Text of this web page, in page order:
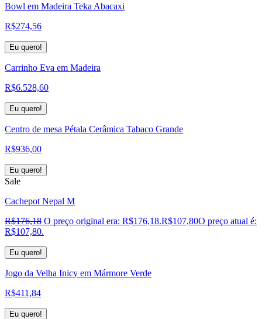
Bowl em Madeira Teka Abacaxi
R$274,56
Eu quero!
Carrinho Eva em Madeira
R$6.528,60
Eu quero!
Centro de mesa Pétala Cerâmica Tabaco Grande
R$936,00
Eu quero!
Sale
Cachepot Nepal M
R$176,18 O preço original era: R$176,18.R$107,80O preço atual é:
R$107,80.
Eu quero!
Jogo da Velha Inicy em Mármore Verde
R$411,84
Eu quero!